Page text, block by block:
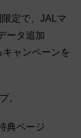
定で、JALマ
ータ追加
ャンペーンを
。
典ページ